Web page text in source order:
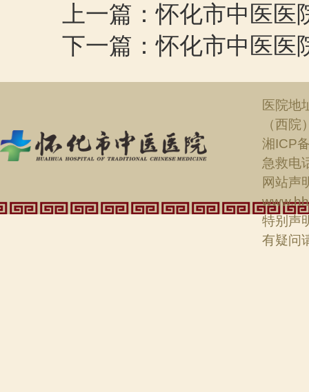
上一篇：怀化市中医
下一篇：怀化市中医医
医院地
（西院
湘ICP
急救电
网站声
特别声
有疑问